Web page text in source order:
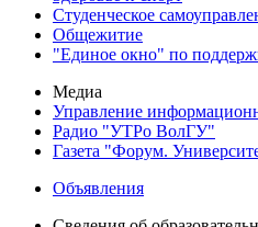
Студенческое
Общежитие
"Единое окно" по
Медиа
Управление
Радио "УТРо ВолГУ"
Газета "Форум.
Объявления